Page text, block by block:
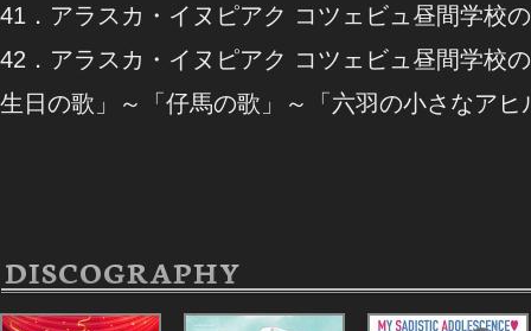
41．アラスカ・イヌピアク コツェビュ昼間学校
42．アラスカ・イヌピアク コツェビュ昼間学校
生日の歌」～「仔馬の歌」～「六羽の小さなアヒ
DISCOGRAPHY